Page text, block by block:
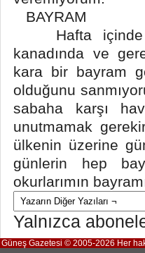
BAYRAM
Hafta içinde
kanadında ve
kara bir bayram
olduğunu
sabaha karşı
unutmamak
ülkenin üzerine
günlerin hep
okurlarımın
Yalnızca
Güneş Gazetesi © 2005-2026 Her